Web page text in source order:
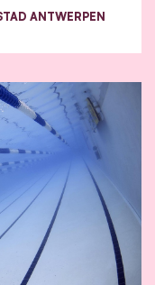
ANTWERPEN